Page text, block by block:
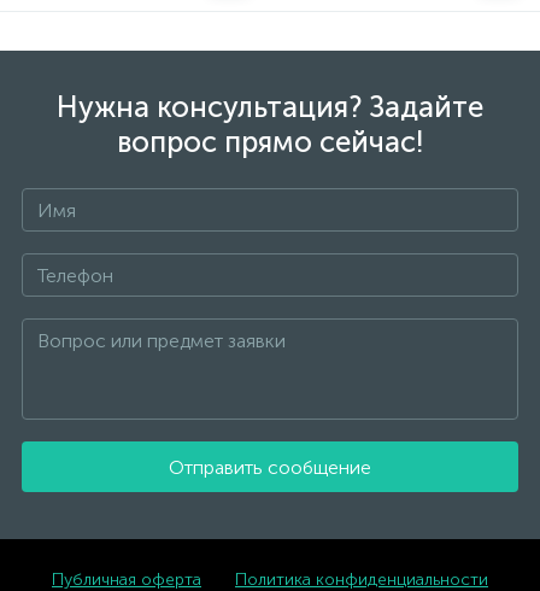
Нужна консультация? Задайте
вопрос прямо сейчас!
Отправить сообщение
Публичная оферта Политика конфиденциальности